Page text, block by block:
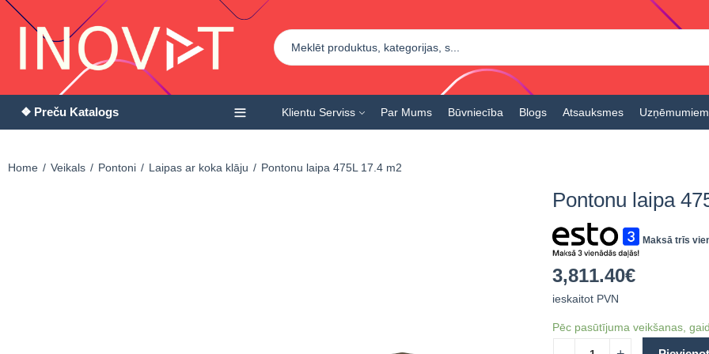
❖ Preču Katalogs Klientu Serviss Par Mums Būvniecība Blogs Atsauksmes Uzņēmumiem
Home Veikals Pontoni Laipas ar koka klāju Pontonu laipa 475L 17.4 m2
Pontonu laipa
Maksā trīs
3,811.40€
ieskaitot PVN
Pēc pasūtījuma veikšanas,